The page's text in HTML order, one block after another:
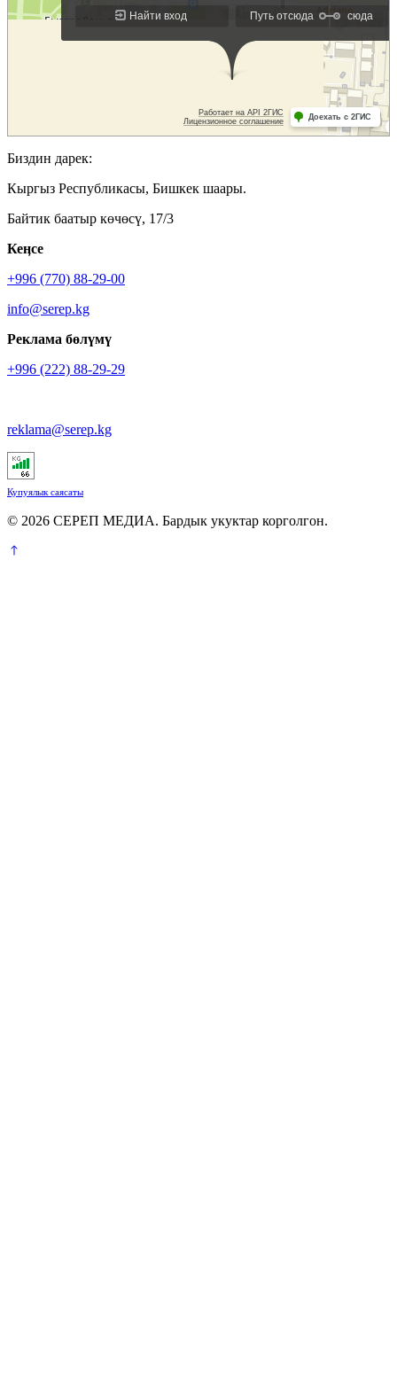
Биздин дарек:
Кыргыз Республикасы, Бишкек шаары.
Байтик баатыр көчөсү, 17/3
Кеӊсе
+996 (770) 88-29-00
info@serep.kg
Реклама бөлүмү
+996 (222) 88-29-29
reklama@serep.kg
Купуялык саясаты
© 2026 СЕРЕП МЕДИА. Бардык укуктар корголгон.